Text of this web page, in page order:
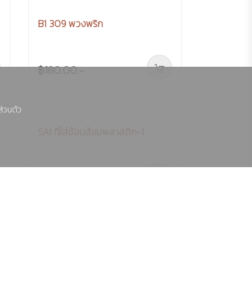
เดิร์น-1
นตัว